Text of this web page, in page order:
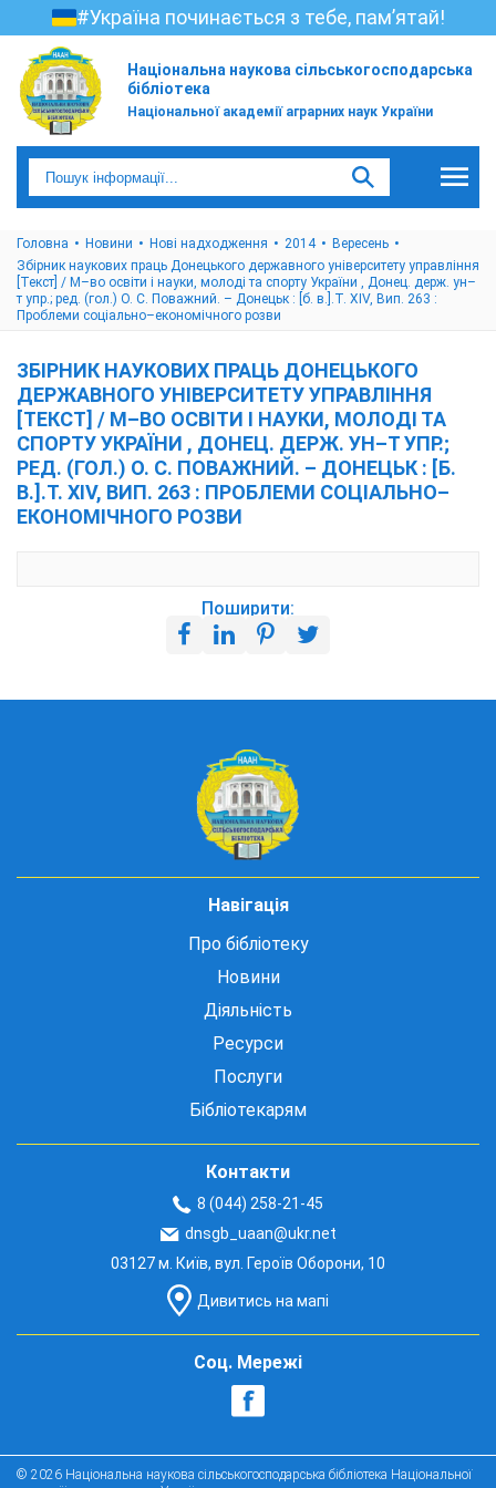
#Україна починається з тебе, пам’ятай!
Національна наукова сільськогосподарська
бібліотека
Національної академії аграрних наук України
Головна Новини Нові надходження 2014
Вересень
Збірник наукових праць Донецького державного університету управління
[Текст] / М–во освіти і науки, молоді та спорту України , Донец. держ. ун–
т упр.; ред. (гол.) О. С. Поважний. – Донецьк : [б. в.].Т. ХІV, Вип. 263 :
Проблеми соціально–економічного розви
ЗБІРНИК НАУКОВИХ ПРАЦЬ ДОНЕЦЬКОГО
ДЕРЖАВНОГО УНІВЕРСИТЕТУ УПРАВЛІННЯ
[ТЕКСТ] / М–ВО ОСВІТИ І НАУКИ, МОЛОДІ ТА
СПОРТУ УКРАЇНИ , ДОНЕЦ. ДЕРЖ. УН–Т УПР.;
РЕД. (ГОЛ.) О. С. ПОВАЖНИЙ. – ДОНЕЦЬК : [Б.
В.].Т. ХІV, ВИП. 263 : ПРОБЛЕМИ СОЦІАЛЬНО–
ЕКОНОМІЧНОГО РОЗВИ
Поширити:
Навігація
Про бібліотеку
Новини
Діяльність
Ресурси
Послуги
Бібліотекарям
Контакти
8 (044) 258-21-45
dnsgb_uaan@ukr.net
03127 м. Київ, вул. Героїв Оборони, 10
Дивитись на мапі
Соц. Мережі
© 2026 Національна наукова сільськогосподарська бібліотека Національної